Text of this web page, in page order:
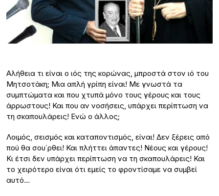
Αλήθεια τι είναι ο ιός της κορώνας, μπροστά στον ιό του
Μητσοτάκη; Μια απλή γρίπη είναι! Με γνωστά τα
συμπτώματα και που χτυπά μόνο τους γέρους και τους
άρρωστους! Και που αν νοσήσεις, υπάρχει περίπτωση να
τη σκαπουλάρεις! Ενώ ο άλλος;
Λοιμός, σεισμός και καταποντισμός, είναι! Δεν ξέρεις από
πού θα σου΄ρθει! Και πλήττει άπαντες! Νέους και γέρους!
Κι έτσι δεν υπάρχει περίπτωση να τη σκαπουλάρεις! Και
το χειρότερο είναι ότι εμείς το φροντίσαμε να συμβεί
αυτό…